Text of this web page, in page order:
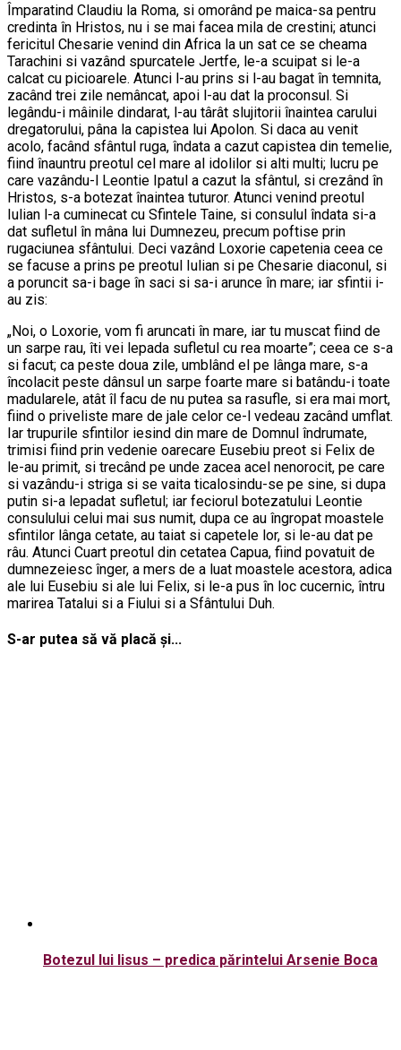
Împaratind Claudiu la Roma, si omorând pe maica-sa pentru
credinta în Hristos, nu i se mai facea mila de crestini; atunci
fericitul Chesarie venind din Africa la un sat ce se cheama
Tarachini si vazând spurcatele Jertfe, le-a scuipat si le-a
calcat cu picioarele. Atunci l-au prins si l-au bagat în temnita,
zacând trei zile nemâncat, apoi l-au dat la proconsul. Si
legându-i mâinile dindarat, l-au târât slujitorii înaintea carului
dregatorului, pâna la capistea lui Apolon. Si daca au venit
acolo, facând sfântul ruga, îndata a cazut capistea din temelie,
fiind înauntru preotul cel mare al idolilor si alti multi; lucru pe
care vazându-l Leontie Ipatul a cazut la sfântul, si crezând în
Hristos, s-a botezat înaintea tuturor. Atunci venind preotul
Iulian l-a cuminecat cu Sfintele Taine, si consulul îndata si-a
dat sufletul în mâna lui Dumnezeu, precum poftise prin
rugaciunea sfântului. Deci vazând Loxorie capetenia ceea ce
se facuse a prins pe preotul Iulian si pe Chesarie diaconul, si
a poruncit sa-i bage în saci si sa-i arunce în mare; iar sfintii i-
au zis:
„Noi, o Loxorie, vom fi aruncati în mare, iar tu muscat fiind de
un sarpe rau, îti vei lepada sufletul cu rea moarte”; ceea ce s-a
si facut; ca peste doua zile, umblând el pe lânga mare, s-a
încolacit peste dânsul un sarpe foarte mare si batându-i toate
madularele, atât îl facu de nu putea sa rasufle, si era mai mort,
fiind o priveliste mare de jale celor ce-l vedeau zacând umflat.
Iar trupurile sfintilor iesind din mare de Domnul îndrumate,
trimisi fiind prin vedenie oarecare Eusebiu preot si Felix de
le-au primit, si trecând pe unde zacea acel nenorocit, pe care
si vazându-i striga si se vaita ticalosindu-se pe sine, si dupa
putin si-a lepadat sufletul; iar feciorul botezatului Leontie
consulului celui mai sus numit, dupa ce au îngropat moastele
sfintilor lânga cetate, au taiat si capetele lor, si le-au dat pe
râu. Atunci Cuart preotul din cetatea Capua, fiind povatuit de
dumnezeiesc înger, a mers de a luat moastele acestora, adica
ale lui Eusebiu si ale lui Felix, si le-a pus în loc cucernic, întru
marirea Tatalui si a Fiului si a Sfântului Duh.
S-ar putea să vă placă și...
Botezul lui Iisus – predica părintelui Arsenie Boca